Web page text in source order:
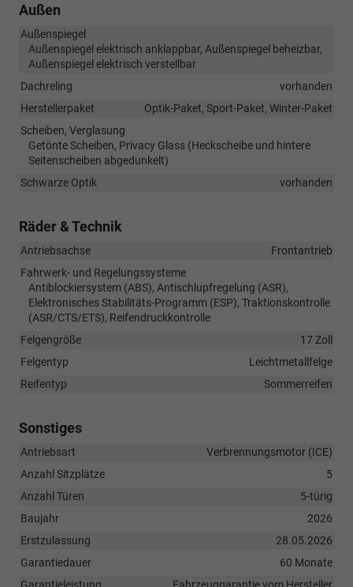
Außen
Außenspiegel
Außenspiegel elektrisch anklappbar, Außenspiegel beheizbar,
Außenspiegel elektrisch verstellbar
Dachreling
vorhanden
Herstellerpaket
Optik-Paket, Sport-Paket, Winter-Paket
Scheiben, Verglasung
Getönte Scheiben, Privacy Glass (Heckscheibe und hintere
Seitenscheiben abgedunkelt)
Schwarze Optik
vorhanden
Räder & Technik
Antriebsachse
Frontantrieb
Fahrwerk- und Regelungssysteme
Antiblockiersystem (ABS), Antischlupfregelung (ASR),
Elektronisches Stabilitäts-Programm (ESP), Traktionskontrolle
(ASR/CTS/ETS), Reifendruckkontrolle
Felgengröße
17 Zoll
Felgentyp
Leichtmetallfelge
Reifentyp
Sommerreifen
Sonstiges
Antriebsart
Verbrennungsmotor (ICE)
Anzahl Sitzplätze
5
Anzahl Türen
5-türig
Baujahr
2026
Erstzulassung
28.05.2026
Garantiedauer
60 Monate
Garantieleistung
Fahrzeuggarantie vom Hersteller